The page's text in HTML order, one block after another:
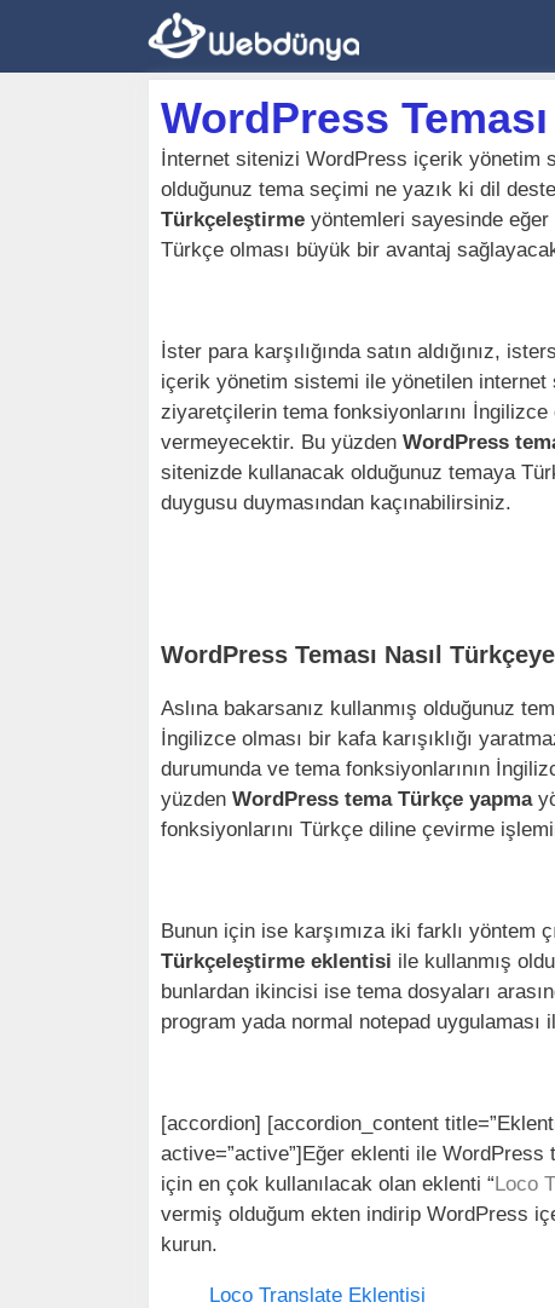
WordPress
İnternet sitenizi WordPress içerik yönetim
olduğunuz tema seçimi ne yazık ki dil
Türkçeleştirme yöntemleri sayesinde
Türkçe olması büyük bir avantaj
İster para karşılığında satın aldığınız,
içerik yönetim sistemi ile yönetilen internet
ziyaretçilerin tema fonksiyonlarını
vermeyecektir. Bu yüzden WordPress
sitenizde kullanacak olduğunuz temaya
duygusu duymasından kaçınabilirsiniz.
WordPress Teması Nasıl
Aslına bakarsanız kullanmış olduğunuz
İngilizce olması bir kafa karışıklığı
durumunda ve tema fonksiyonlarının
yüzden WordPress tema Türkçe yapma
fonksiyonlarını Türkçe diline çevirme
Bunun için ise karşımıza iki farklı yöntem
Türkçeleştirme eklentisi ile kullanmış
bunlardan ikincisi ise tema dosyaları
program yada normal notepad
[accordion] [accordion_content
active=”active”]Eğer eklenti ile
için en çok kullanılacak olan eklenti “Loco
vermiş olduğum ekten indirip WordPress
kurun.
Loco Translate Eklentisi